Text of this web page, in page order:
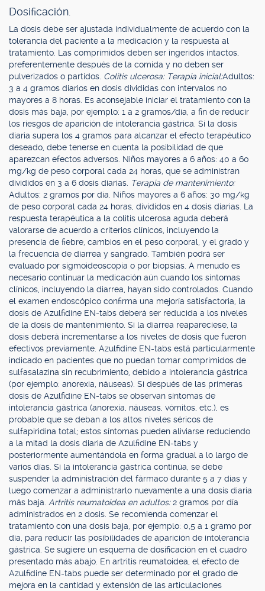
Dosificación.
La dosis debe ser ajustada individualmente de acuerdo con la
tolerancia del paciente a la medicación y la respuesta al
tratamiento. Las comprimidos deben ser ingeridos intactos,
preferentemente después de la comida y no deben ser
pulverizados o partidos. Colitis ulcerosa: Terapia inicial:Adultos:
3 a 4 gramos diarios en dosis divididas con intervalos no
mayores a 8 horas. Es aconsejable iniciar el tratamiento con la
dosis más baja, por ejemplo: 1 a 2 gramos/día, a fin de reducir
los riesgos de aparición de intolerancia gástrica. Si la dosis
diaria supera los 4 gramos para alcanzar el efecto terapéutico
deseado, debe tenerse en cuenta la posibilidad de que
aparezcan efectos adversos. Niños mayores a 6 años: 40 a 60
mg/kg de peso corporal cada 24 horas, que se administran
divididos en 3 a 6 dosis diarias. Terapia de mantenimiento:
Adultos: 2 gramos por día. Niños mayores a 6 años: 30 mg/kg
de peso corporal cada 24 horas, divididos en 4 dosis diarias. La
respuesta terapéutica a la colitis ulcerosa aguda deberá
valorarse de acuerdo a criterios clínicos, incluyendo la
presencia de fiebre, cambios en el peso corporal, y el grado y
la frecuencia de diarrea y sangrado. También podrá ser
evaluado por sigmoideoscopía o por biopsias. A menudo es
necesario continuar la medicación aún cuando los síntomas
clínicos, incluyendo la diarrea, hayan sido controlados. Cuando
el examen endoscópico confirma una mejoría satisfactoria, la
dosis de Azulfidine EN-tabs deberá ser reducida a los niveles
de la dosis de mantenimiento. Si la diarrea reapareciese, la
dosis deberá incrementarse a los niveles de dosis que fueron
efectivos previamente. Azulfidine EN-tabs está particularmente
indicado en pacientes que no puedan tomar comprimidos de
sulfasalazina sin recubrimiento, debido a intolerancia gástrica
(por ejemplo: anorexia, náuseas). Si después de las primeras
dosis de Azulfidine EN-tabs se observan síntomas de
intolerancia gástrica (anorexia, náuseas, vómitos, etc.), es
probable que se deban a los altos niveles séricos de
sulfapiridina total; estos síntomas pueden aliviarse reduciendo
a la mitad la dosis diaria de Azulfidine EN-tabs y
posteriormente aumentándola en forma gradual a lo largo de
varios días. Si la intolerancia gástrica continúa, se debe
suspender la administración del fármaco durante 5 a 7 días y
luego comenzar a administrarlo nuevamente a una dosis diaria
más baja. Artritis reumatoidea en adultos: 2 gramos por día
administrados en 2 dosis. Se recomienda comenzar el
tratamiento con una dosis baja, por ejemplo: 0,5 a 1 gramo por
día, para reducir las posibilidades de aparición de intolerancia
gástrica. Se sugiere un esquema de dosificación en el cuadro
presentado más abajo. En artritis reumatoidea, el efecto de
Azulfidine EN-tabs puede ser determinado por el grado de
mejora en la cantidad y extensión de las articulaciones